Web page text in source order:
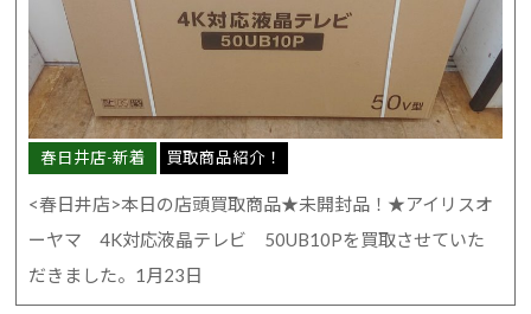
春日井店-新着 買取商品紹介！
<春日井店>本日の店頭買取商品★未開封品！★アイリスオ
ーヤマ 4K対応液晶テレビ 50UB10Pを買取させていた
だきました。1月23日